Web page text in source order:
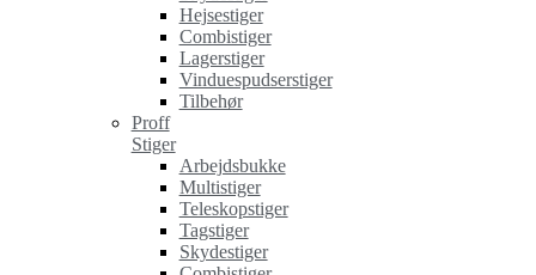
Hejsestiger
Combistiger
Lagerstiger
Vinduespudserstiger
Tilbehør
Proff
Stiger
Arbejdsbukke
Multistiger
Teleskopstiger
Tagstiger
Skydestiger